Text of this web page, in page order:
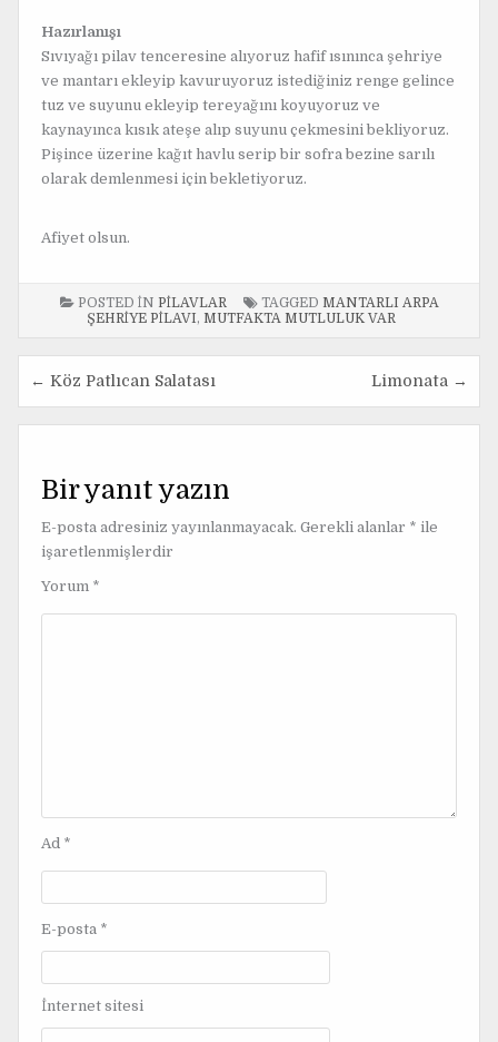
Hazırlanışı
Sıvıyağı pilav tenceresine alıyoruz hafif ısınınca şehriye
ve mantarı ekleyip kavuruyoruz istediğiniz renge gelince
tuz ve suyunu ekleyip tereyağını koyuyoruz ve
kaynayınca kısık ateşe alıp suyunu çekmesini bekliyoruz.
Pişince üzerine kağıt havlu serip bir sofra bezine sarılı
olarak demlenmesi için bekletiyoruz.
Afiyet olsun.
POSTED IN PILAVLAR TAGGED MANTARLI ARPA
ŞEHRIYE PILAVI, MUTFAKTA MUTLULUK VAR
Y
a
g
e
z
← Köz Patlıcan Salatası Limonata →
Bir yanıt yazın
E-posta adresiniz yayınlanmayacak. Gerekli alanlar * ile
işaretlenmişlerdir
Yorum *
Ad *
E-posta *
İnternet sitesi